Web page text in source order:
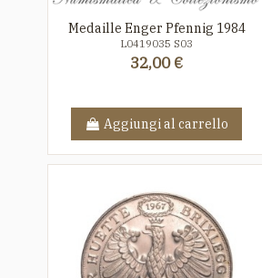
Medaille Enger Pfennig 1984
L0419035 S03
32,00 €
Aggiungi al carrello